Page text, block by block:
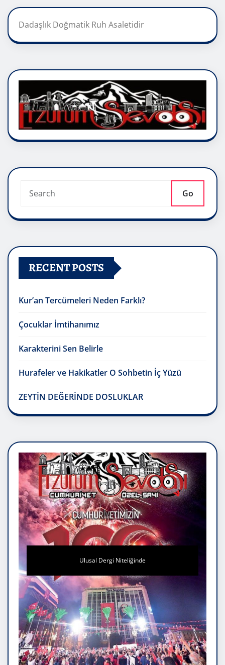
Dadaşlık Doğmatik Ruh Asaletidir
Go
RECENT POSTS
Kur’an Tercümeleri Neden Farklı?
Çocuklar İmtihanımız
Karakterini Sen Belirle
Hurafeler ve Hakikatler O Sohbetin İç Yüzü
ZEYTİN DEĞERİNDE DOSLUKLAR
Ulusal Dergi Niteliğinde